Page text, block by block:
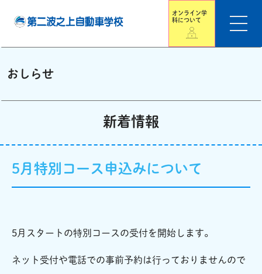
オンライン学
科について
おしらせ
新着情報
5月特別コース申込みについて
5月スタートの特別コースの受付を開始します。
ネット受付や電話での事前予約は行っておりませんので